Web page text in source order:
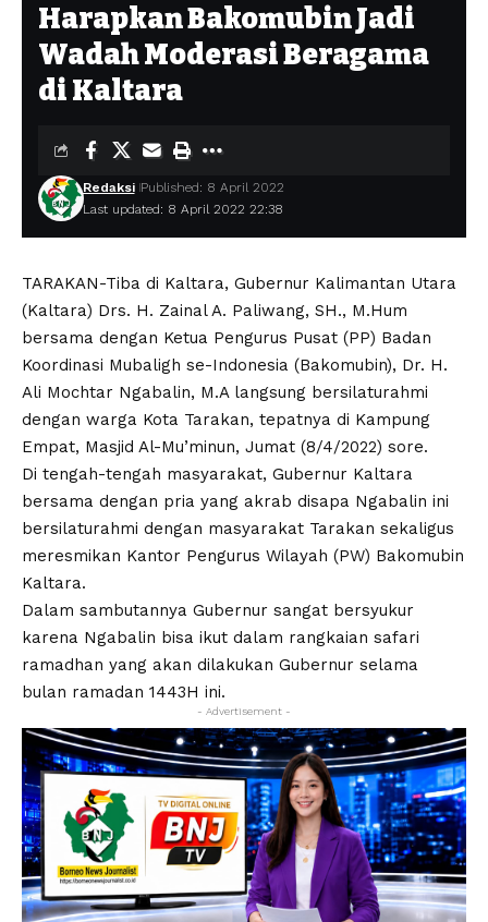
Harapkan Bakomubin Jadi
Wadah Moderasi Beragama
di Kaltara
Last updated: 8 April 2022 22:38
Redaksi Published: 8 April 2022
TARAKAN-Tiba di Kaltara, Gubernur Kalimantan Utara
(Kaltara) Drs. H. Zainal A. Paliwang, SH., M.Hum
bersama dengan Ketua Pengurus Pusat (PP) Badan
Koordinasi Mubaligh se-Indonesia (Bakomubin), Dr. H.
Ali Mochtar Ngabalin, M.A langsung bersilaturahmi
dengan warga Kota Tarakan, tepatnya di Kampung
Empat, Masjid Al-Mu’minun, Jumat (8/4/2022) sore.
Di tengah-tengah masyarakat, Gubernur Kaltara
bersama dengan pria yang akrab disapa Ngabalin ini
bersilaturahmi dengan masyarakat Tarakan sekaligus
meresmikan Kantor Pengurus Wilayah (PW) Bakomubin
Kaltara.
Dalam sambutannya Gubernur sangat bersyukur
karena Ngabalin bisa ikut dalam rangkaian safari
ramadhan yang akan dilakukan Gubernur selama
bulan ramadan 1443H ini.
- Advertisement -